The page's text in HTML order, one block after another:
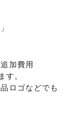
追加費用
す。
ロゴなどでも